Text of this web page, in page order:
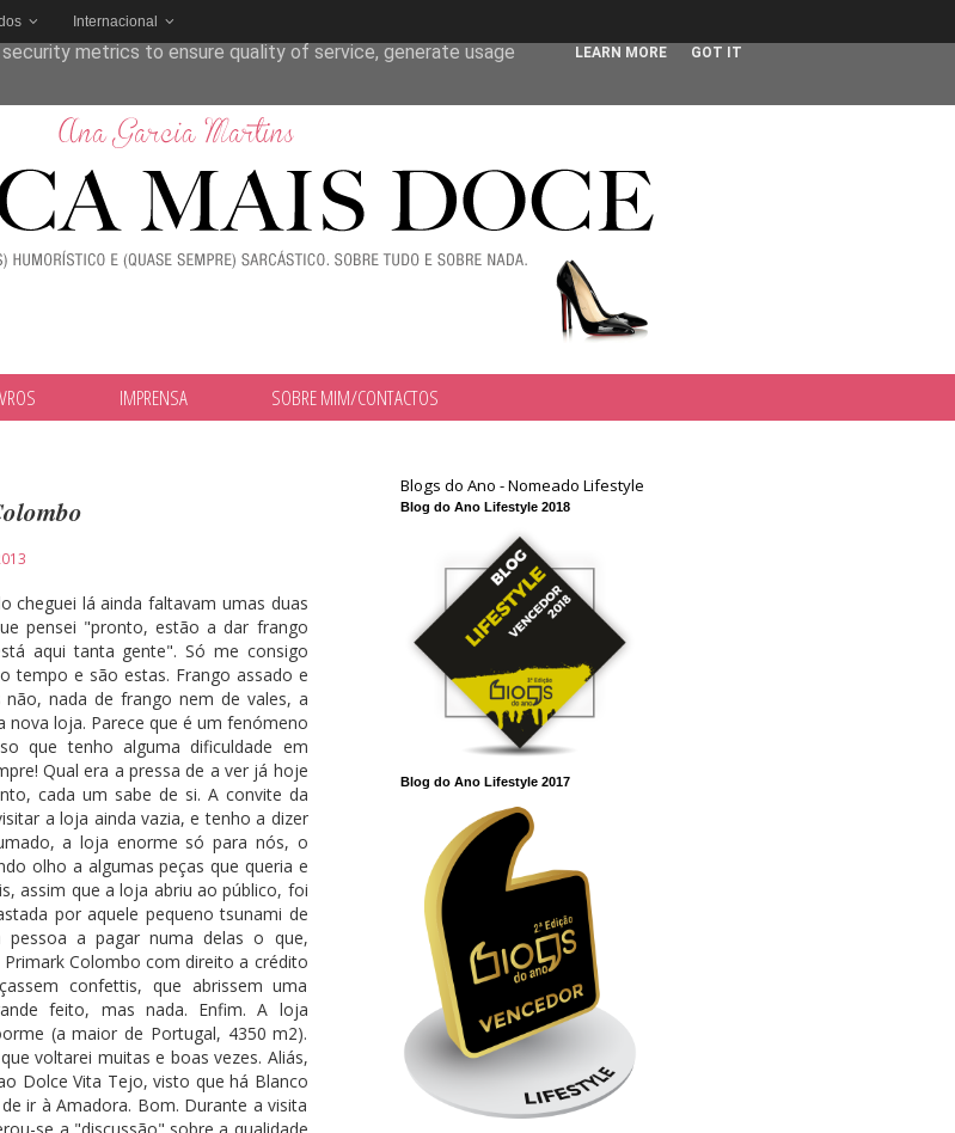
Internacional
IMPRENSA SOBRE MIM/CONTACTOS
cheguei lá ainda faltavam umas duas
pensei "pronto, estão a dar frango
aqui tanta gente". Só me consigo
tempo e são estas. Frango assado e
nada de frango nem de vales, a
loja. Parece que é um fenómeno
que tenho alguma dificuldade em
Qual era a pressa de a ver já hoje
cada um sabe de si. A convite da
a loja ainda vazia, e tenho a dizer
a loja enorme só para nós, o
olho a algumas peças que queria e
assim que a loja abriu ao público, foi
por aquele pequeno tsunami de
a pagar numa delas o que,
Colombo com direito a crédito
confettis, que abrissem uma
feito, mas nada. Enfim. A loja
(a maior de Portugal, 4350 m2).
voltarei muitas e boas vezes. Aliás,
Dolce Vita Tejo, visto que há Blanco
ir à Amadora. Bom. Durante a visita
se a "discussão" sobre a qualidade
Blogs do Ano - Nomeado Lifestyle
Blog do Ano Lifestyle 2018
Blog do Ano Lifestyle 2017
and to analyze traffic. Your IP address and user-agent
metrics to ensure quality of service, generate usage
LEARN MORE GOT IT